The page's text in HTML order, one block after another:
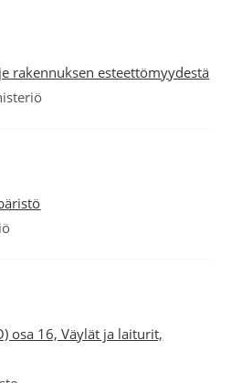
rakennuksen esteettömyydestä
osa 16, Väylät ja laiturit,